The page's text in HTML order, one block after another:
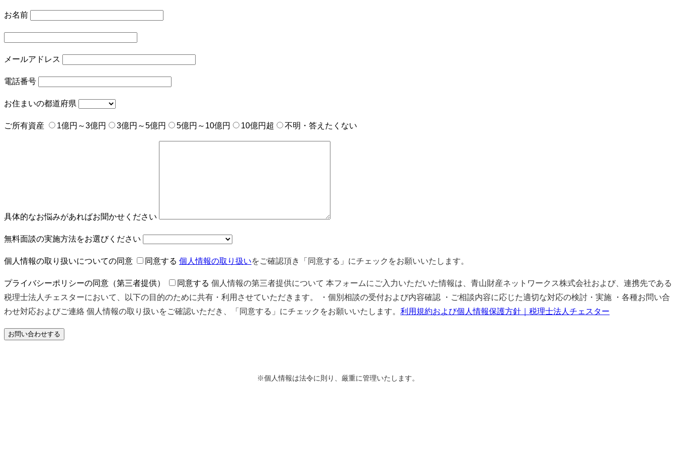
お名前
メールアドレス
電話番号
お住まいの都道府県
ご所有資産 1億円～3億円 3億円～5億円 5億円～10億円 10億円超 不明・答えたくない
具体的なお悩みがあればお聞かせください
無料面談の実施方法をお選びください
個人情報の取り扱いについての同意 同意する 個人情報の取り扱いをご確認頂き「同意する」にチェックをお願いいたします。
プライバシーポリシーの同意（第三者提供） 同意する 個人情報の第三者提供について 本フォームにご入力いただいた情報は、青山財産ネットワークス株式会社および、連携先である
税理士法人チェスターにおいて、以下の目的のために共有・利用させていただきます。 ・個別相談の受付および内容確認 ・ご相談内容に応じた適切な対応の検討・実施 ・各種お問い合
わせ対応およびご連絡 個人情報の取り扱いをご確認いただき、「同意する」にチェックをお願いいたします。 利用規約および個人情報保護方針｜税理士法人チェスター
※個人情報は法令に則り、厳重に管理いたします。